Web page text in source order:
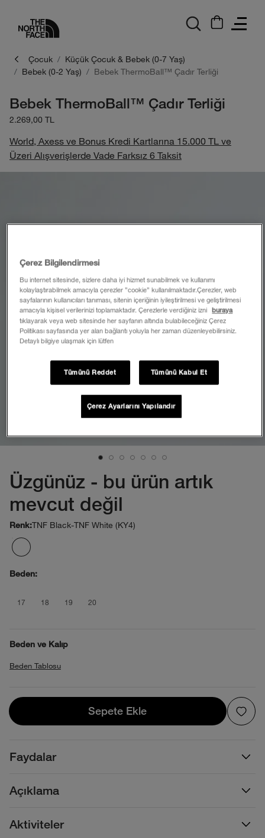
Çocuk
Küçük Çocuk & Bebek (0-7 Yaş)
Bebek (0-2 Yaş)
Bebek ThermoBall™ Çadır Terliği
Bebek ThermoBall™ Çadır Terliği
2.269,00 TL
World, Axess ve Bonus Kredi Kartlarına 15.000 TL ve
Üzeri Alışverişlerde Vade Farksız 6 Taksit
Üzgünüz - bu ürün artık
mevcut değil
Renk:TNF Black-TNF White (KY4)
Beden:
17 18 19 20
Beden ve Kalıp
Beden Tablosu
Sepete Ekle
Sepete Ekle
Açıklama
Aktiviteler
Faydalar
Çerez Bilgilendirmesi
Bu internet sitesinde, sizlere daha iyi hizmet sunabilmek ve kullanımı
kolaylaştırabilmek amacıyla çerezler ”cookie” kullanılmaktadır.Çerezler, web
sayfalarının kullanıcıları tanıması, sitenin içeriğinin iyileştirilmesi ve geliştirilmesi
amacıyla kişisel verilerinizi toplamaktadır. Çerezlerle verdiğiniz izni
buraya
tıklayarak veya web sitesinde her sayfanın altında bulabileceğiniz Çerez
Politikası sayfasında yer alan bağlantı yoluyla her zaman düzenleyebilirsiniz.
Detaylı bilgiye ulaşmak için lütfen
Tümünü Reddet Tümünü Kabul Et
Çerez Ayarlarını Yapılandır